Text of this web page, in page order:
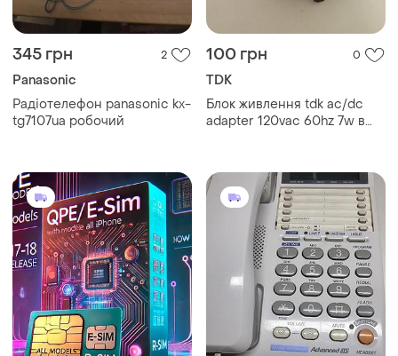
345 грн 2
Panasonic
Радіотелефон panasonic kx-
tg7107ua робочий
100 грн 0
TDK
Блок живлення tdk ac/dc
adapter 120vac 60hz 7w в